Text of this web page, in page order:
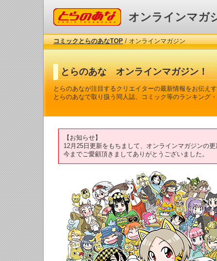
コミックとらのあな オンラインマガ
コミックとらのあなTOP/ オンラインマガジン
とらのあな オンラインマガジン！
とらのあなが注目するクリエイターの最新情報をお伝え
とらのあなで取り扱う同人誌、コミック等のランキング
【お知らせ】
12月25日更新をもちまして、オンラインマガジンの
今までご愛顧頂きましてありがとうございました。